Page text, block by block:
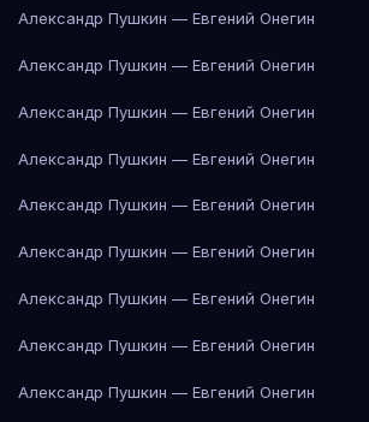
Александр Пушкин — Евгений Онегин
Александр Пушкин — Евгений Онегин
Александр Пушкин — Евгений Онегин
Александр Пушкин — Евгений Онегин
Александр Пушкин — Евгений Онегин
Александр Пушкин — Евгений Онегин
Александр Пушкин — Евгений Онегин
Александр Пушкин — Евгений Онегин
Александр Пушкин — Евгений Онегин